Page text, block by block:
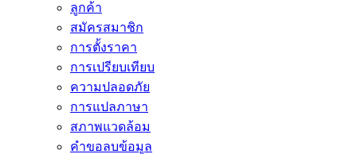
ลูกค้า
สมัครสมาชิก
การตั้งราคา
การเปรียบเทียบ
ความปลอดภัย
การแปลภาษา
สภาพแวดล้อม
คำขอลบข้อมูล